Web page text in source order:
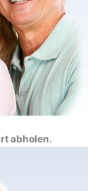
abholen.